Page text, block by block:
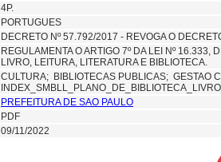
4P.
PORTUGUES
DECRETO Nº 57.792/2017 - REVOGA O
REGULAMENTA O ARTIGO 7º DA LEI Nº
LIVRO, LEITURA, LITERATURA E BIBLIOTECA.
CULTURA; BIBLIOTECAS PUBLICAS; GESTAO
PREFEITURA DE SAO PAULO
PDF
09/11/2022